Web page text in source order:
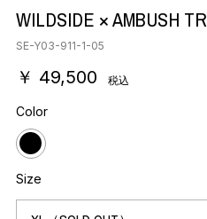
WILDSIDE × AMBUSH
SE-Y03-911-1-05
￥ 49,500 税込
Color
Size